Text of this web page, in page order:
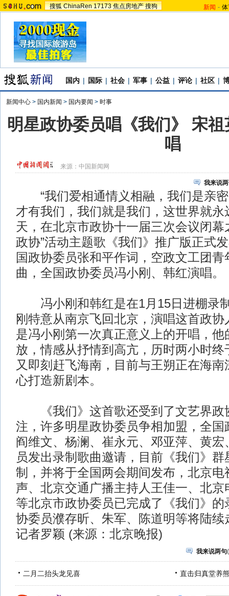
搜狐 ChinaRen 17173 焦点房地产 搜狗 新闻 -
国内 | 国际 | 社会 | 军事 | 公益 | 评论 | 社区 |
新闻中心 > 国内新闻 > 国内要闻 > 时事
明星政协委员唱《我们》 宋
唱
来源： 中国新闻网
我来说
“我们爱相通情义相融，我们是亲密
才有我们，我们就是我们，这世界就
天，在北京市政协十一届三次会议闭幕
政协”活动主题歌《我们》推广版正式
国政协委员张和平作词，空政文工团青
曲，全国政协委员冯小刚、韩红演唱。
冯小刚和韩红是在1月15日进棚录
刚特意从南京飞回北京，演唱这首政
是冯小刚第一次真正意义上的开唱，他
放，情感从抒情到高亢，历时两小时终
又即刻赶飞海南，目前与王朔正在海
心打造新剧本。
《我们》这首歌还受到了文艺界政
注，许多明星政协委员争相加盟，全国
阎维文、杨澜、崔永元、邓亚萍、黄宏
员发出录制歌曲邀请，目前《我们》
制，并将于全国两会期间发布，北京电
声、北京交通广播主持人王佳一、北京
等北京市政协委员已完成了《我们》的
协委员濮存昕、朱军、陈道明等将陆续
记者罗颖 (来源：北京晚报)
我来说两句(
二月二抬头龙见喜 直击归真堂养